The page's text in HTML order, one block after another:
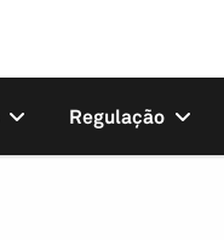
Regulação